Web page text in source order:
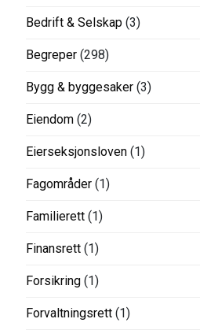
Bedrift & Selskap (3)
Begreper (298)
Bygg & byggesaker (3)
Eiendom (2)
Eierseksjonsloven (1)
Fagområder (1)
Familierett (1)
Finansrett (1)
Forsikring (1)
Forvaltningsrett (1)